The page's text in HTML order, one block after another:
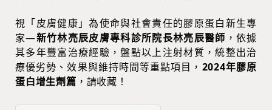
視「皮膚健康」為使命與社會責任的膠原蛋白新生專
家―新竹林亮辰皮膚專科診所院長林亮辰醫師 ，依據
其多年豐富治療經驗，盤點以上注射材質，統整出治
療優劣勢、效果與維持時間等重點項目， 2024年膠原
蛋白增生劑篇 ，請收藏！